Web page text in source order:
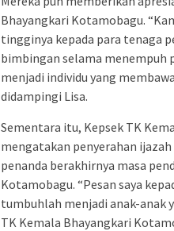
Bhayangkari Kotamobagu.
tingginya kepada para tenaga
bimbingan selama menempuh
menjadi individu yang
didampingi Lisa.
Sementara itu, Kepsek TK
mengatakan penyerahan
penanda berakhirnya masa
Kotamobagu. “Pesan saya
tumbuhlah menjadi anak-anak
TK Kemala Bhayangkari